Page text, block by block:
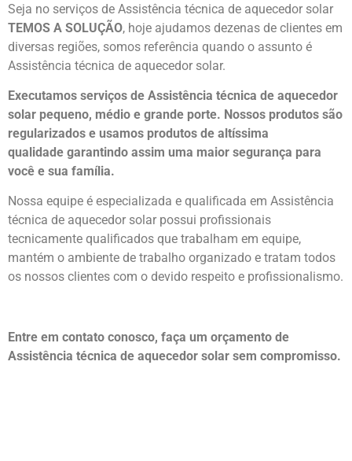
Seja no serviços de Assistência técnica de aquecedor solar
TEMOS A SOLUÇÃO, hoje ajudamos dezenas de clientes em
diversas regiões, somos referência quando o assunto é
Assistência técnica de aquecedor solar.
Executamos serviços de Assistência técnica de aquecedor
solar pequeno, médio e grande porte. Nossos produtos são
regularizados e usamos produtos de altíssima
qualidade garantindo assim uma maior segurança para
você e sua família.
Nossa equipe é especializada e qualificada em Assistência
técnica de aquecedor solar possui profissionais
tecnicamente qualificados que trabalham em equipe,
mantém o ambiente de trabalho organizado e tratam todos
os nossos clientes com o devido respeito e profissionalismo.
Entre em contato conosco, faça um orçamento de
Assistência técnica de aquecedor solar sem compromisso.